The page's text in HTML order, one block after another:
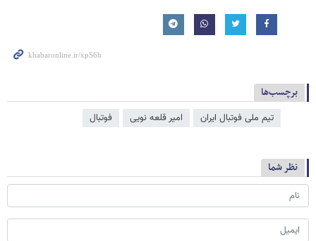
برچسب‌ها
تیم ملی فوتبال ایران امیر قلعه نویی فوتبال
نظر شما